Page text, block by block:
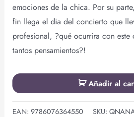
emociones de la chica. Por su
fin llega el dia del concierto que
profesional, ?qué ocurrira con
tantos pensamientos?!
Añadir al
EAN: 9786076364550 SKU: